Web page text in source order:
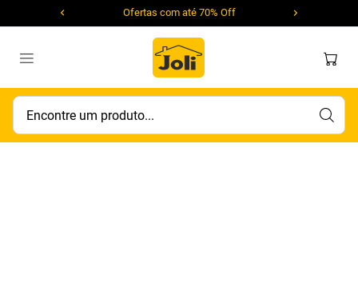
Ofertas com até 70% Off
Encontre um produto...